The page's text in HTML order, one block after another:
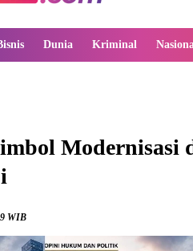
Dunia Kriminal
Modernisasi
WIB